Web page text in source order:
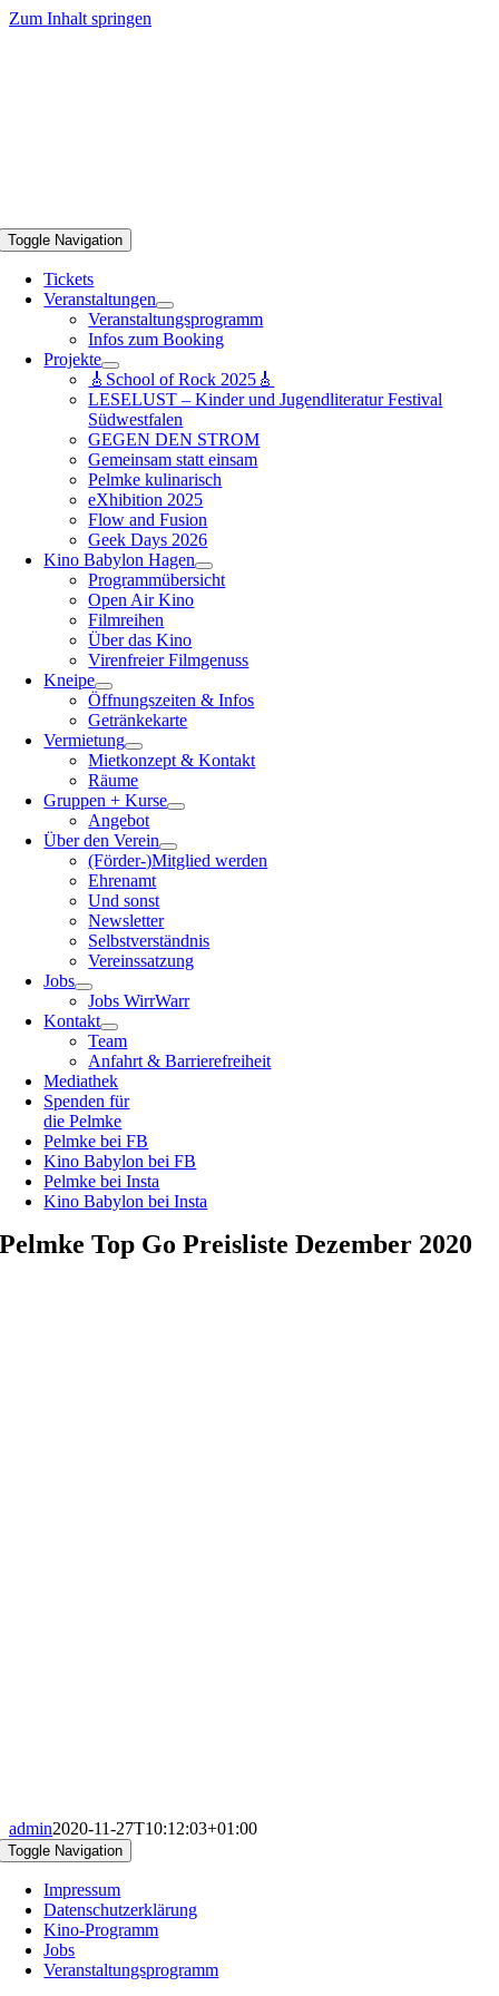
Zum Inhalt springen
Toggle Navigation
Tickets
Veranstaltungen
Veranstaltungsprogramm
Infos zum Booking
Projekte
🎸School of Rock 2025🎸
LESELUST – Kinder und Jugendliteratur Festival
Südwestfalen
GEGEN DEN STROM
Gemeinsam statt einsam
Pelmke kulinarisch
eXhibition 2025
Flow and Fusion
Geek Days 2026
Kino Babylon Hagen
Programmübersicht
Open Air Kino
Filmreihen
Über das Kino
Virenfreier Filmgenuss
Kneipe
Öffnungszeiten & Infos
Getränkekarte
Vermietung
Mietkonzept & Kontakt
Räume
Gruppen + Kurse
Angebot
Über den Verein
(Förder-)Mitglied werden
Ehrenamt
Und sonst
Newsletter
Selbstverständnis
Vereinssatzung
Jobs
Jobs WirrWarr
Kontakt
Team
Anfahrt & Barrierefreiheit
Mediathek
Spenden für
die Pelmke
Pelmke bei FB
Kino Babylon bei FB
Pelmke bei Insta
Kino Babylon bei Insta
Pelmke Top Go Preisliste Dezember 2020
admin2020-11-27T10:12:03+01:00
Toggle Navigation
Impressum
Datenschutzerklärung
Kino-Programm
Jobs
Veranstaltungsprogramm